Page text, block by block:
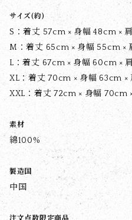
サイズ(約)
S：着丈 57cm × 身幅 48cm ×
M：着丈 65cm × 身幅 55cm ×
L：着丈 67cm × 身幅 60cm ×
XL：着丈 70cm × 身幅 63cm
XXL：着丈 72cm × 身幅 70cm
素材
綿100%
製造国
中国